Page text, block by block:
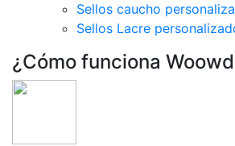
Sellos caucho
Sellos Lacre
¿Cómo funciona